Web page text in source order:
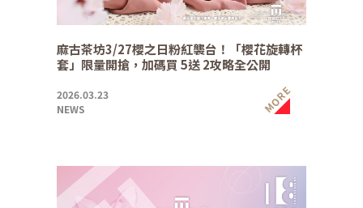
麻古茶坊3/27櫻之日粉紅襲台！「櫻花旋轉杯
套」限量開搶，加碼買 5送 2攻略全公開
2026.03.23
NEWS
MORE